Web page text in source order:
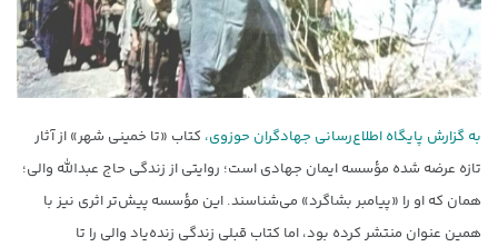
به گزارش پایگاه اطلاع‌رسانی جهادگران حوزوی، کتاب «تا خمینی شهر» از آثار
تازه‌ عرضه شده مؤسسه ایمان جهادی است؛ روایتی از زندگی حاج عبدالله والی؛
همان که او را «پیامبر بشاگرد» می‌شناسند. این مؤسسه پیش‌تر اثری نیز با
همین عنوان منتشر کرده بود، اما کتاب قبلی زندگی زنده‌یاد والی را تا